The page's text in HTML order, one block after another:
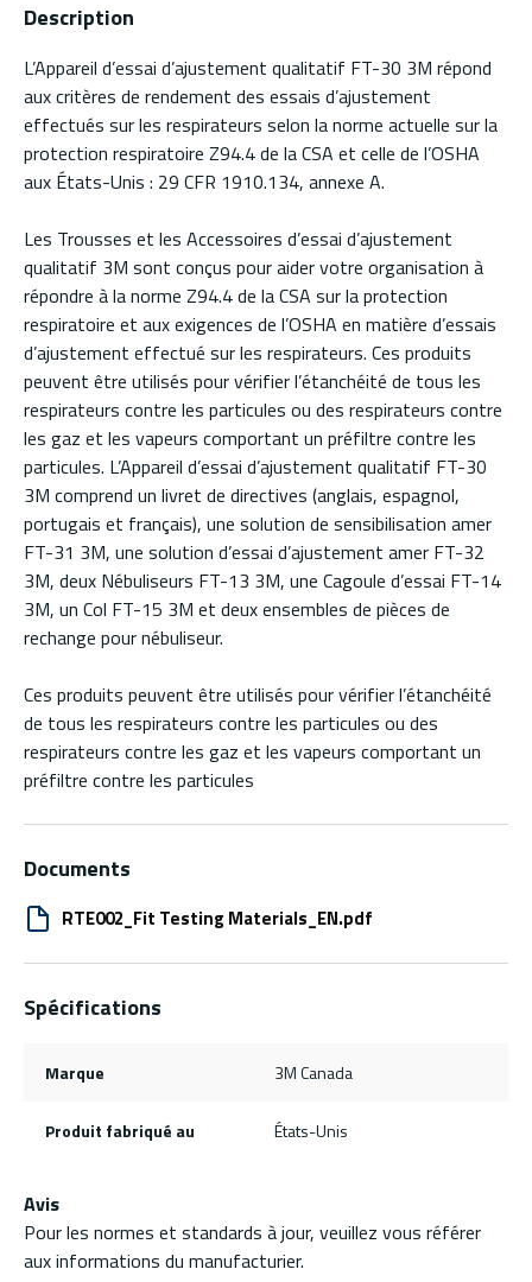
Description
L’Appareil d’essai d’ajustement qualitatif FT-30 3M répond
aux critères de rendement des essais d’ajustement
effectués sur les respirateurs selon la norme actuelle sur la
protection respiratoire Z94.4 de la CSA et celle de l’OSHA
aux États-Unis : 29 CFR 1910.134, annexe A.
Les Trousses et les Accessoires d’essai d’ajustement
qualitatif 3M sont conçus pour aider votre organisation à
répondre à la norme Z94.4 de la CSA sur la protection
respiratoire et aux exigences de l’OSHA en matière d’essais
d’ajustement effectué sur les respirateurs. Ces produits
peuvent être utilisés pour vérifier l’étanchéité de tous les
respirateurs contre les particules ou des respirateurs contre
les gaz et les vapeurs comportant un préfiltre contre les
particules. L’Appareil d’essai d’ajustement qualitatif FT-30
3M comprend un livret de directives (anglais, espagnol,
portugais et français), une solution de sensibilisation amer
FT-31 3M, une solution d’essai d’ajustement amer FT-32
3M, deux Nébuliseurs FT-13 3M, une Cagoule d’essai FT-14
3M, un Col FT-15 3M et deux ensembles de pièces de
rechange pour nébuliseur.
Ces produits peuvent être utilisés pour vérifier l’étanchéité
de tous les respirateurs contre les particules ou des
respirateurs contre les gaz et les vapeurs comportant un
préfiltre contre les particules
Documents
RTE002_Fit Testing Materials_EN.pdf
Spécifications
Marque 3M Canada
Produit fabriqué au États-Unis
Avis
Pour les normes et standards à jour, veuillez vous référer
aux informations du manufacturier.